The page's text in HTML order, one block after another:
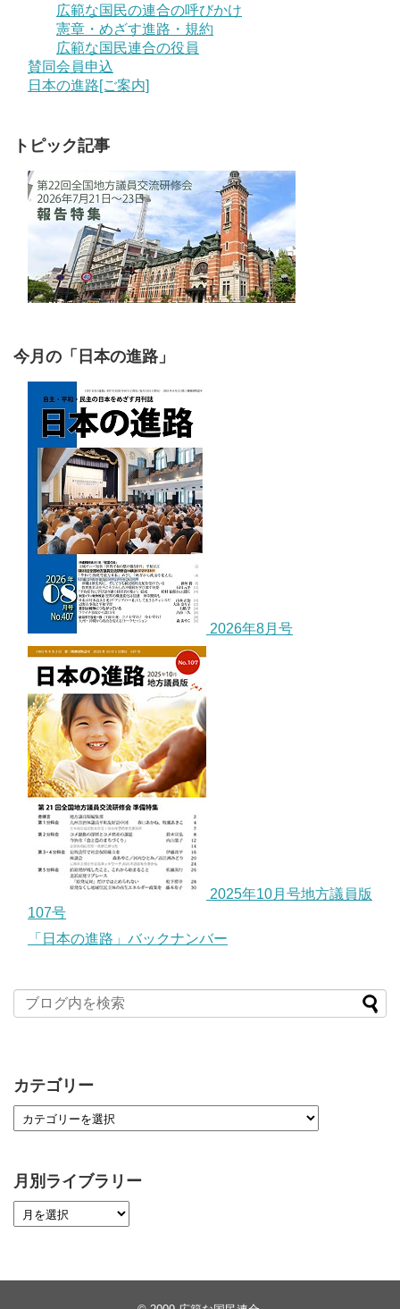
広範な国民の連合の呼びかけ
憲章・めざす進路・規約
広範な国民連合の役員
賛同会員申込
日本の進路[ご案内]
トピック記事
今月の「日本の進路」
2026年8月号
2025年10月号地方議員版
107号
「日本の進路」バックナンバー
カテゴリー
月別ライブラリー